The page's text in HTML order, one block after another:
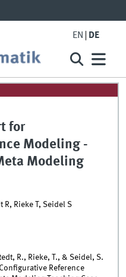
EN DE
for
Modeling -
Modeling
R, Rieke T, Seidel S
R., Rieke, T., & Seidel, S.
Reference